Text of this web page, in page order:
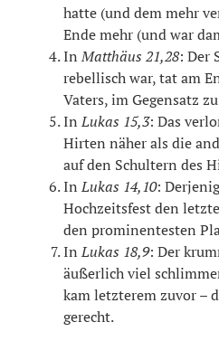
hatte (und dem mehr
Ende mehr (und war
InMatthäus 21,28: Der
rebellisch war, tat am
Vaters, im Gegensatz
InLukas 15,3: Das
Hirten näher als die
auf den Schultern des
InLukas 14,10:
Hochzeitsfest den
den prominentesten
InLukas 18,9: Der
äußerlich viel
kam letzterem zuvor –
gerecht.